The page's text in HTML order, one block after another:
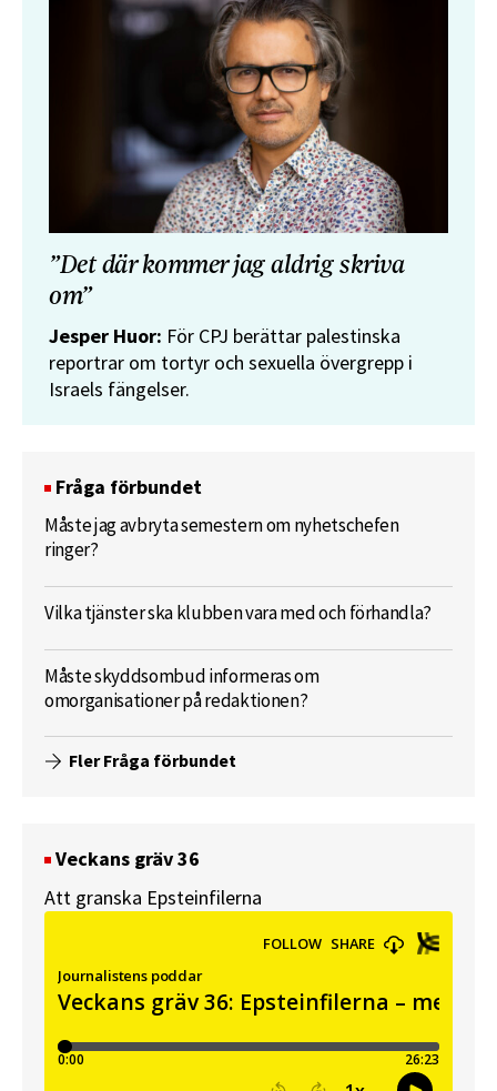
”Det där kommer jag aldrig skriva
om”
Jesper Huor: För CPJ berättar palestinska
reportrar om tortyr och sexuella övergrepp i
Israels fängelser.
Fråga förbundet
Måste jag avbryta semestern om nyhetschefen
ringer?
Vilka tjänster ska klubben vara med och förhandla?
Måste skyddsombud informeras om
omorganisationer på redaktionen?
Fler Fråga förbundet
Veckans gräv 36
Att granska Epsteinfilerna